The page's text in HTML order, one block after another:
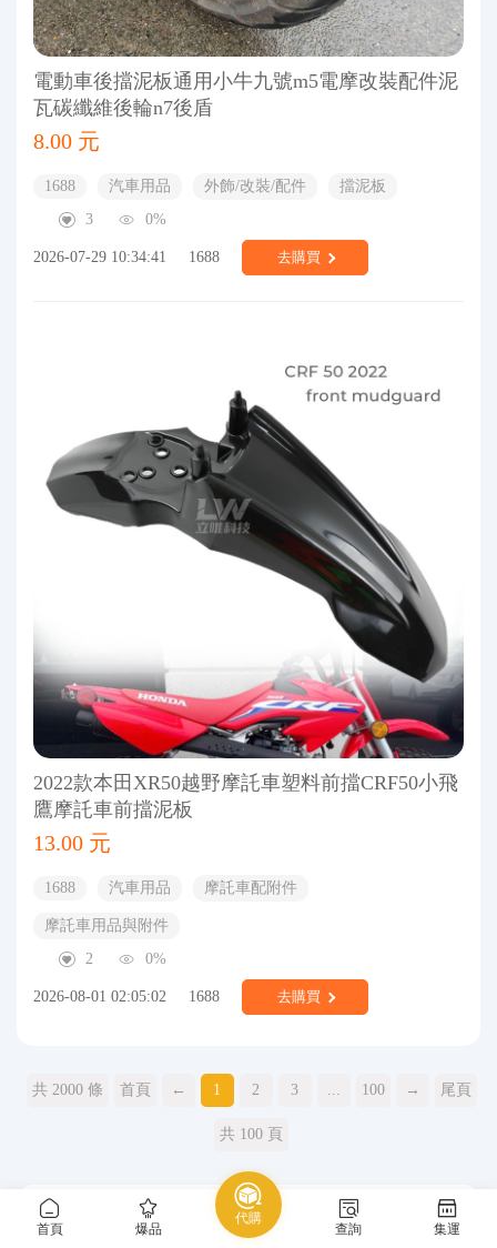
首頁 爆品
代購
查詢 集運
電動車後擋泥板通用小牛九號m5電摩改裝配件泥
瓦碳纖維後輪n7後盾
8.00 元
1688 汽車用品 外飾/改裝/配件
擋泥板
3
0%
2026-07-29 10:34:41 1688 去購買
2022款本田XR50越野摩託車塑料前擋CRF50小飛
鷹摩託車前擋泥板
13.00 元
1688 汽車用品 摩託車配附件
摩託車用品與附件
2
0%
2026-08-01 02:05:02 1688 去購買
共 2000 條 首頁 ← 1 2 3 ... 100 → 尾頁
共 100 頁
熱門推薦